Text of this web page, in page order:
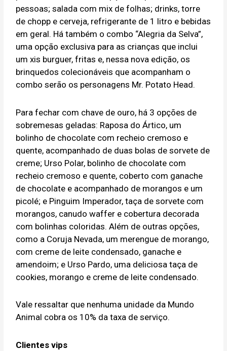
pessoas; salada com mix de folhas; drinks, torre
de chopp e cerveja, refrigerante de 1 litro e bebidas
em geral. Há também o combo “Alegria da Selva”,
uma opção exclusiva para as crianças que inclui
um xis burguer, fritas e, nessa nova edição, os
brinquedos colecionáveis que acompanham o
combo serão os personagens Mr. Potato Head.
Para fechar com chave de ouro, há 3 opções de
sobremesas geladas: Raposa do Ártico, um
bolinho de chocolate com recheio cremoso e
quente, acompanhado de duas bolas de sorvete de
creme; Urso Polar, bolinho de chocolate com
recheio cremoso e quente, coberto com ganache
de chocolate e acompanhado de morangos e um
picolé; e Pinguim Imperador, taça de sorvete com
morangos, canudo waffer e cobertura decorada
com bolinhas coloridas. Além de outras opções,
como a Coruja Nevada, um merengue de morango,
com creme de leite condensado, ganache e
amendoim; e Urso Pardo, uma deliciosa taça de
cookies, morango e creme de leite condensado.
Vale ressaltar que nenhuma unidade da Mundo
Animal cobra os 10% da taxa de serviço.
Clientes vips